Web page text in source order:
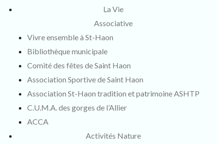
La Vie
Associative
Vivre ensemble à St-Haon
Bibliothèque municipale
Comité des fêtes de Saint Haon
Association Sportive de Saint Haon
Association St-Haon tradition et patrimoine ASHTP
C.U.M.A. des gorges de l’Allier
ACCA
Activités Nature